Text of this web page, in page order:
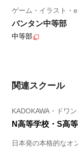
ゲーム・イラスト・
バンタン中等部
中等部
関連スクール
KADOKAWA・ドワ
N高等学校・S高
日本発の本格的なオ